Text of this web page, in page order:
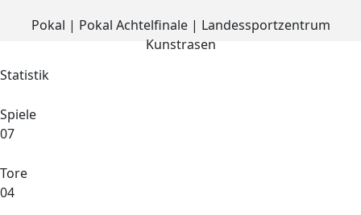
Pokal | Pokal Achtelfinale | Landessportzentrum
Kunstrasen
Statistik
Spiele
07
Tore
04